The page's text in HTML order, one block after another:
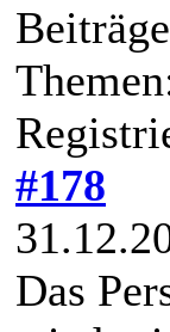
#178
Das